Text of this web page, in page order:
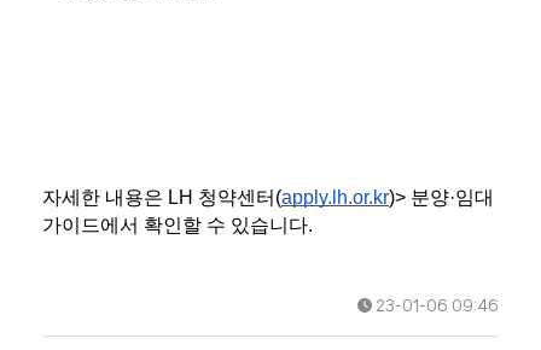
자세한 내용은 LH 청약센터(apply.lh.or.kr)> 분양·임대
가이드에서 확인할 수 있습니다.
23-01-06 09:46